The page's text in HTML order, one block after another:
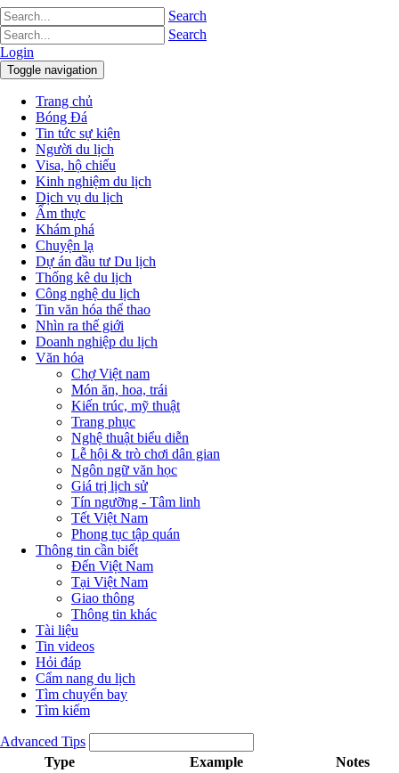
Search
Search
Login
Toggle navigation
Trang chủ
Bóng Đá
Tin tức sự kiện
Người du lịch
Visa, hộ chiếu
Kinh nghiệm du lịch
Dịch vụ du lịch
Ẩm thực
Khám phá
Chuyện lạ
Dự án đầu tư Du lịch
Thống kê du lịch
Công nghệ du lịch
Tin văn hóa thể thao
Nhìn ra thế giới
Doanh nghiệp du lịch
Văn hóa
Chợ Việt nam
Món ăn, hoa, trái
Kiến trúc, mỹ thuật
Trang phục
Nghệ thuật biểu diễn
Lễ hội & trò chơi dân gian
Ngôn ngữ văn học
Giá trị lịch sử
Tín ngưỡng - Tâm linh
Tết Việt Nam
Phong tục tập quán
Thông tin cần biết
Đến Việt Nam
Tại Việt Nam
Giao thông
Thông tin khác
Tài liệu
Tin videos
Hỏi đáp
Cẩm nang du lịch
Tìm chuyến bay
Tìm kiếm
Advanced Tips
Type
Example Notes